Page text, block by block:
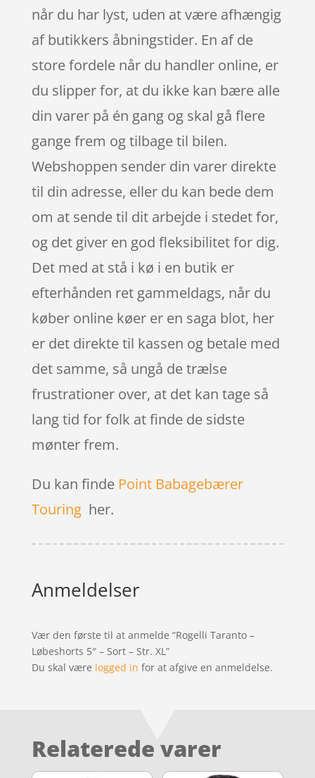
når du har lyst, uden at være afhængig
af butikkers åbningstider. En af de
store fordele når du handler online, er
du slipper for, at du ikke kan bære alle
din varer på én gang og skal gå flere
gange frem og tilbage til bilen.
Webshoppen sender din varer direkte
til din adresse, eller du kan bede dem
om at sende til dit arbejde i stedet for,
og det giver en god fleksibilitet for dig.
Det med at stå i kø i en butik er
efterhånden ret gammeldags, når du
køber online køer er en saga blot, her
er det direkte til kassen og betale med
det samme, så ungå de trælse
frustrationer over, at det kan tage så
lang tid for folk at finde de sidste
mønter frem.
Du kan finde Point Babagebærer
Touringher.
Anmeldelser
Vær den første til at anmelde “Rogelli Taranto –
Løbeshorts 5″ – Sort – Str. XL”
Du skal være logged in for at afgive en anmeldelse.
Relaterede varer